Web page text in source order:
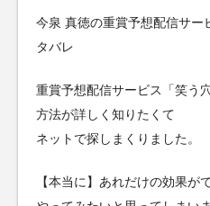
今泉 真徳の重賞予想配信サ
タバレ
重賞予想配信サービス「笑う
方法が詳しく知りたくて
ネットで探しまくりました。
【本当に】あれだけの効果が